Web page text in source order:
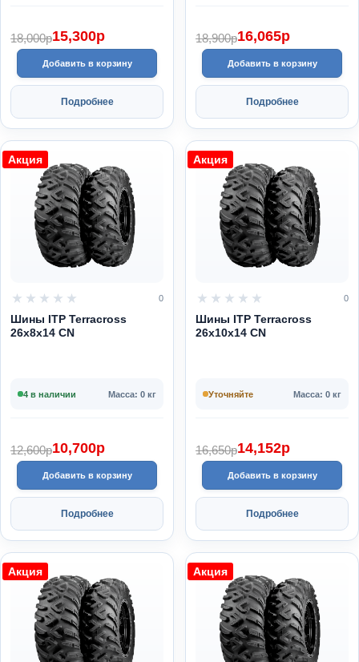
18,000p15,300p
Добавить в корзину
Подробнее
18,900p16,065p
Добавить в корзину
Подробнее
Акция
0
Шины ITP Terracross
26x8x14 CN
4 в наличии Масса: 0 кг
12,600p10,700p
Добавить в корзину
Подробнее
Акция
0
Шины ITP Terracross
26x10x14 CN
Уточняйте Масса: 0 кг
16,650p14,152p
Добавить в корзину
Подробнее
Акция Акция